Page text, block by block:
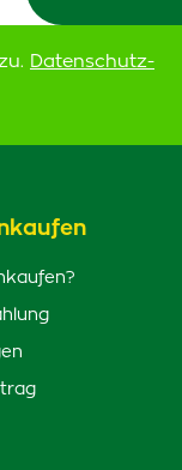
Datenschutz-